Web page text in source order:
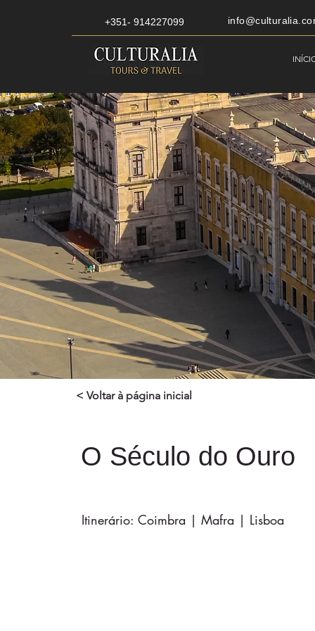
+351- 914227099
< Voltar à página inicial
O Século do Ouro
Itinerário: Coimbra | Mafra | Lisboa